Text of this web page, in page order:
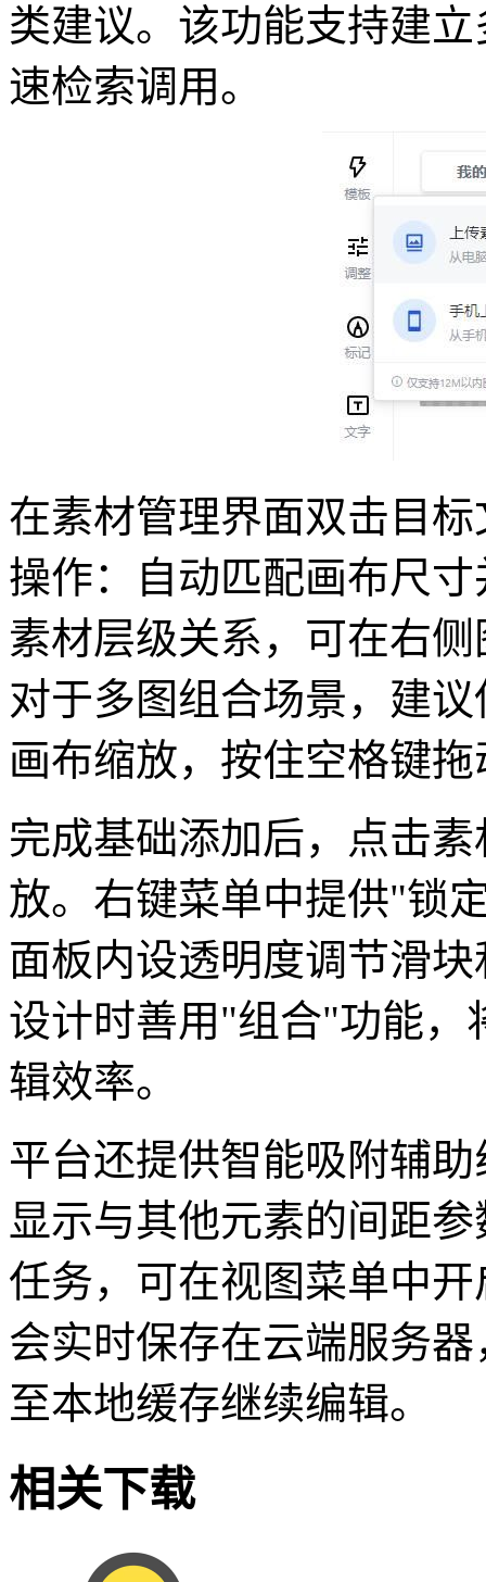
类建议。该功能支持建
速检索调用。
在素材管理界面双击目
操作：自动匹配画布尺
素材层级关系，可在右
对于多图组合场景，建
画布缩放，按住空格键
完成基础添加后，点击
放。右键菜单中提供"锁
面板内设透明度调节滑
设计时善用"组合"功能，
辑效率。
平台还提供智能吸附辅
显示与其他元素的间距
任务，可在视图菜单中
会实时保存在云端服务
至本地缓存继续编辑。
相关下载